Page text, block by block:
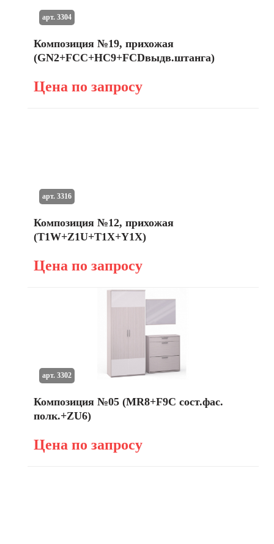
Композиция №19, прихожая
(GN2+FCC+HC9+FCDвыдв.штанга)
Цена по запросу
арт. 3304
Композиция №12, прихожая
(T1W+Z1U+T1X+Y1X)
Цена по запросу
арт. 3316
Композиция №05 (MR8+F9C сост.фас.
полк.+ZU6)
Цена по запросу
арт. 3302